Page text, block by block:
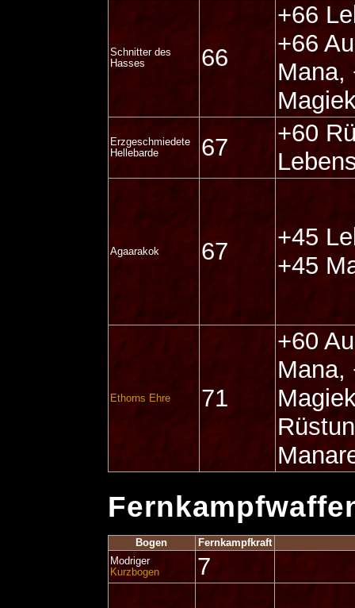
Schnitter des
Hasses
66
+66
+66
Mana,
Erzgeschmiedete
Hellebarde
67
+60
Agaarakok 67
+45
+45
Ethorns Ehre 71
+60
Mana,
Bogen
Fernkampfkraft
Modriger
Kurzbogen
7